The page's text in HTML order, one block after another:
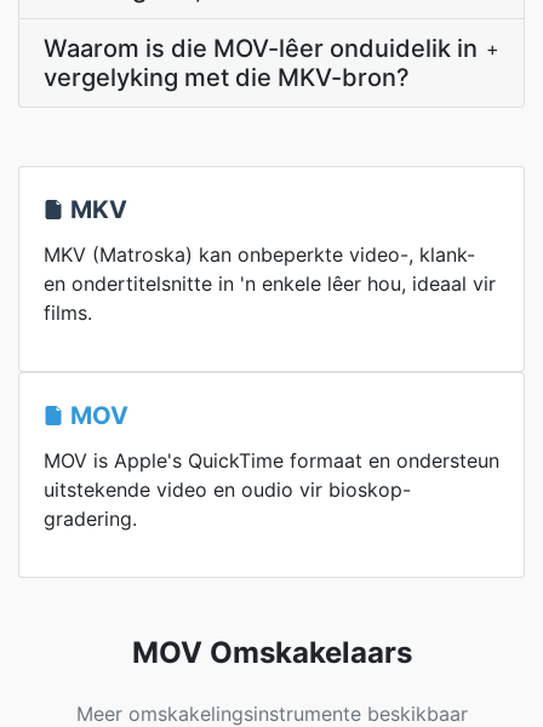
Waarom is die MOV-lêer onduidelik in
vergelyking met die MKV-bron?
+
MKV
MKV (Matroska) kan onbeperkte video-, klank-
en ondertitelsnitte in 'n enkele lêer hou, ideaal vir
films.
MOV
MOV is Apple's QuickTime formaat en ondersteun
uitstekende video en oudio vir bioskop-
gradering.
MOV Omskakelaars
Meer omskakelingsinstrumente beskikbaar